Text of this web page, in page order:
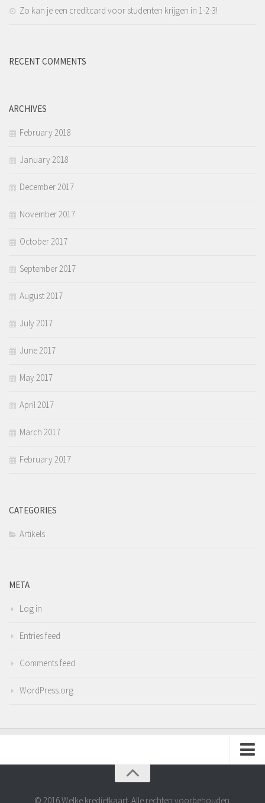
Zo kan je een creditcard voor studenten krijgen in 1-2-3!
RECENT COMMENTS
ARCHIVES
February 2018
January 2018
December 2017
November 2017
October 2017
September 2017
August 2017
July 2017
June 2017
May 2017
April 2017
March 2017
February 2017
CATEGORIES
Artikels
META
Log in
Entries feed
Comments feed
WordPress.org
Contact© 2016 Welke kredietkaart. Alle rechten voorbehouden.